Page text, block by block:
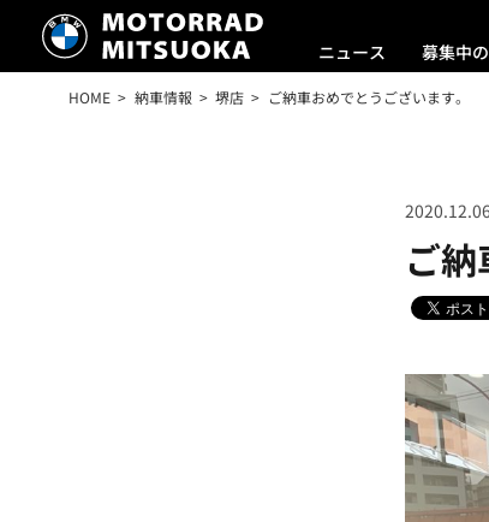
ニュース 募集中
HOME 納車情報 堺店 ご納車おめでとうございます。
ご納